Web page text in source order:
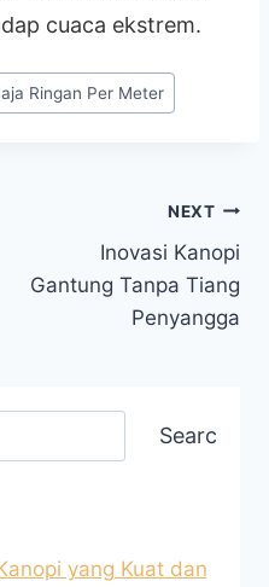
cuaca ekstrem.
Ringan Per Meter
NEXT
Inovasi Kanopi
Gantung Tanpa Tiang
Penyangga
Search
yang Kuat dan